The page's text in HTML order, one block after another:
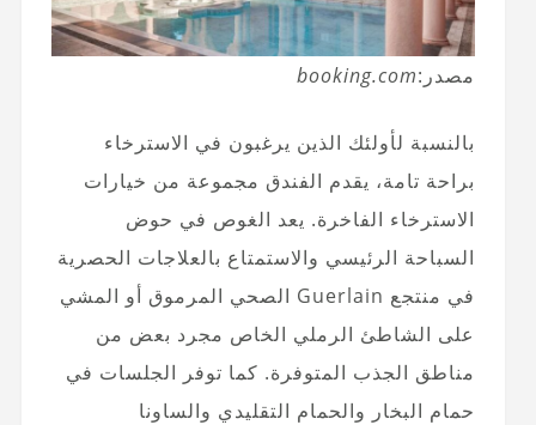
مصدر:booking.com
بالنسبة لأولئك الذين يرغبون في الاسترخاء
براحة تامة، يقدم الفندق مجموعة من خيارات
الاسترخاء الفاخرة. يعد الغوص في حوض
السباحة الرئيسي والاستمتاع بالعلاجات الحصرية
في منتجع Guerlain الصحي المرموق أو المشي
على الشاطئ الرملي الخاص مجرد بعض من
مناطق الجذب المتوفرة. كما توفر الجلسات في
حمام البخار والحمام التقليدي والساونا